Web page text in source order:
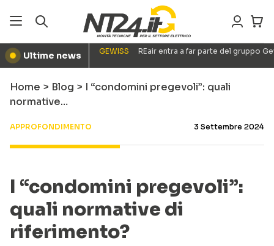
● Ultime news GEWISS REair entra a far parte del gruppo
Home > Blog > I “condomini pregevoli”: quali
normative…
APPROFONDIMENTO 3 Settembre 2024
I “condomini pregevoli”:
quali normative di
riferimento?